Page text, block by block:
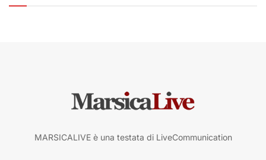
MARSICALIVE è una testata di LiveCommunication